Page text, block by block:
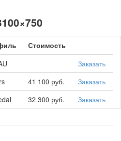
Стоимость
Заказать
41 100 руб.
Заказать
32 300 руб. Заказать